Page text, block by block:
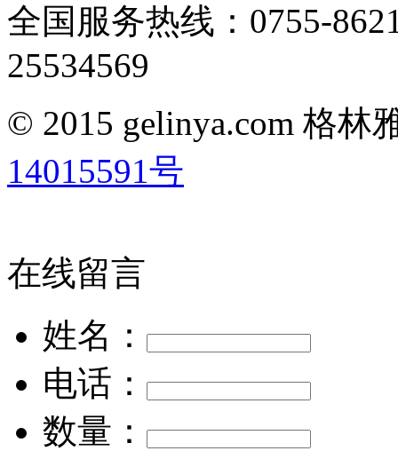
全国服务热线：0755-
25534569
© 2015 gelinya.com 格
14015591号
在线留言
姓名：
电话：
数量：